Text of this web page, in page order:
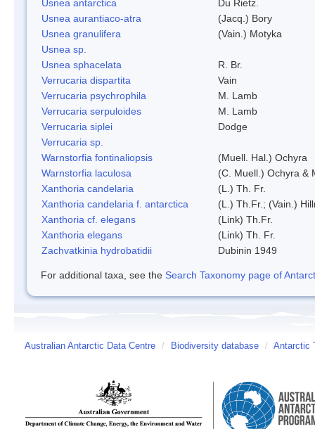
Usnea antarctica
Du Rietz.
Usnea aurantiaco-atra
(Jacq.) Bory
Usnea granulifera
(Vain.) Motyka
Usnea sp.
Usnea sphacelata
R. Br.
Verrucaria dispartita
Vain
Verrucaria psychrophila
M. Lamb
Verrucaria serpuloides
M. Lamb
Verrucaria siplei
Dodge
Verrucaria sp.
Warnstorfia fontinaliopsis
(Muell. Hal.) Ochyra
Warnstorfia laculosa
(C. Muell.) Ochyra &
Xanthoria candelaria
(L.) Th. Fr.
Xanthoria candelaria f. antarctica
(L.) Th.Fr.; (Vain.)
Xanthoria cf. elegans
(Link) Th.Fr.
Xanthoria elegans
(Link) Th. Fr.
Zachvatkinia hydrobatidii
Dubinin 1949
For additional taxa, see the Search Taxonomy page of
Australian Antarctic Data Centre / Biodiversity database / Antarctic